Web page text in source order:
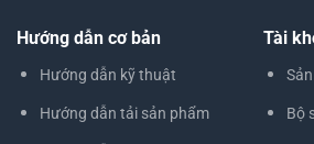
Hướng dẫn cơ bản
Hướng dẫn kỹ thuật
Hướng dẫn tải sản phẩm
Tài
Bộ